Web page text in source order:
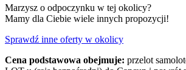
Marzysz o odpoczynku w tej okolicy?
Mamy dla Ciebie wiele innych propozycji!
Sprawdź inne oferty w okolicy
Cena podstawowa obejmuje: przelot